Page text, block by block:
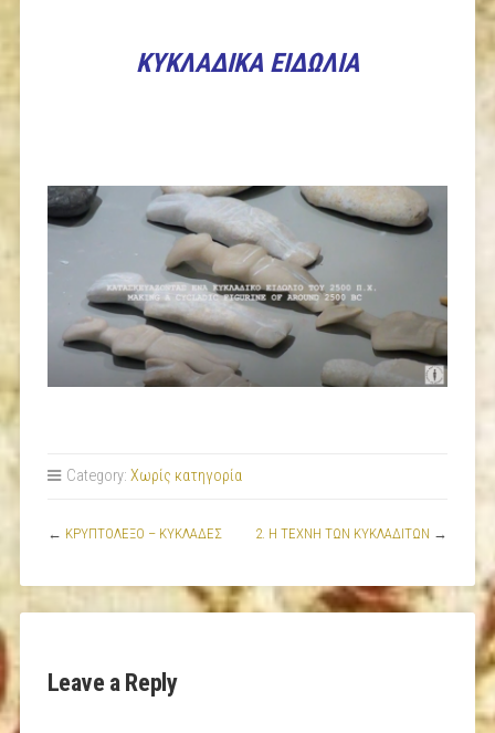
ΚΥΚΛΑΔΙΚΑ ΕΙΔΩΛΙΑ
Category: Χωρίς κατηγορία
← ΚΡΥΠΤΟΛΕΞΟ – ΚΥΚΛΑΔΕΣ 2. Η ΤΕΧΝΗ ΤΩΝ ΚΥΚΛΑΔΙΤΩΝ →
Leave a Reply